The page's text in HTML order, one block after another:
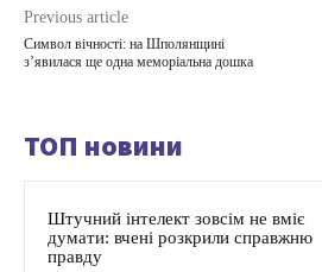
Previous article
Символ вічності: на Шполянщині
з’явилася ще одна меморіальна дошка
ТОП новини
Штучний інтелект зовсім не вміє
думати: вчені розкрили справжню
правду